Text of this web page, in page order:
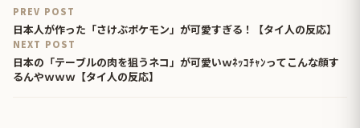
PREV POST
日本人が作った「さけぶポケモン」が可愛すぎる！【タイ人の反応】
NEXT POST
日本の「テーブルの肉を狙うネコ」が可愛いｗﾈｯｺﾁｬﾝってこんな顔す
るんやｗｗｗ【タイ人の反応】